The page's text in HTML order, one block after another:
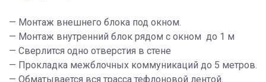
— Монтаж внешнего блока под окном.
— Монтаж внутренний блок рядом с окном до 1 м
— Сверлится одно отверстия в стене
— Прокладка межблочных коммуникаций до 5 метров.
— Обматывается вся трасса тефлоновой лентой.